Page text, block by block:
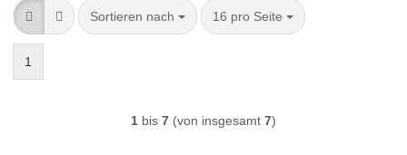
Sortieren nach
Sortieren nach 16 pro Seite
pro Seite
1
1 bis 7 (von insgesamt 7)